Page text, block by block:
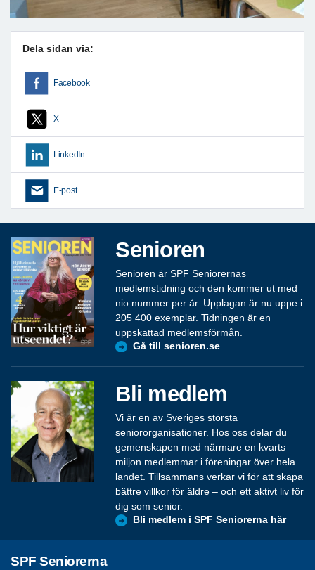
Dela sidan via:
Facebook
X
LinkedIn
E-post
Senioren
Senioren är SPF Seniorernas
medlemstidning och den kommer ut med
nio nummer per år. Upplagan är nu uppe i
205 400 exemplar. Tidningen är en
uppskattad medlemsförmån.
Gå till senioren.se
Bli medlem
Vi är en av Sveriges största
seniororganisationer. Hos oss delar du
gemenskapen med närmare en kvarts
miljon medlemmar i föreningar över hela
landet. Tillsammans verkar vi för att skapa
bättre villkor för äldre – och ett aktivt liv för
dig som senior.
Bli medlem i SPF Seniorerna här
SPF Seniorerna